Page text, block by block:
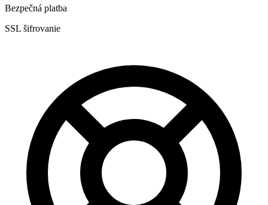
Bezpečná platba
SSL šifrovanie